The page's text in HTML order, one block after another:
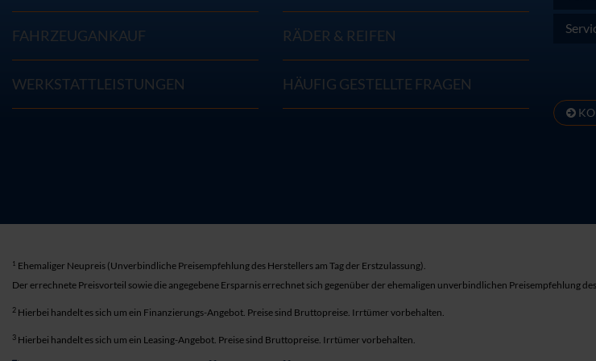
FAHRZEUGANKAUF
WERKSTATTLEISTUNGEN
RÄDER & REIFEN
HÄUFIG GESTELLTE FRAGEN
1 Ehemaliger Neupreis (Unverbindliche Preisempfehlung des Herstellers am Tag der Erstzulassung).
Der errechnete Preisvorteil sowie die angegebene Ersparnis errechnet sich gegenüber der ehemaligen unverbindlichen Preisempfehlung
2 Hierbei handelt es sich um ein Finanzierungs-Angebot. Preise sind Bruttopreise. Irrtümer vorbehalten.
3 Hierbei handelt es sich um ein Leasing-Angebot. Preise sind Bruttopreise. Irrtümer vorbehalten.